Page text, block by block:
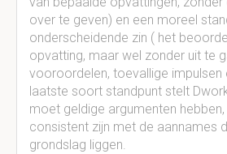
over te geven) en een moreel
onderscheidende zin ( het
opvatting, maar wel zonder uit te
vooroordelen, toevallige impulsen
laatste soort standpunt stelt
moet geldige argumenten
consistent zijn met de aannames
grondslag liggen.